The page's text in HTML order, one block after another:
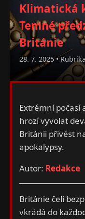
Klimatická
Temné
Británie
28. 7. 2025 •
Extrémní počasí
hrozí vyvolat
Británii přivést
apokalypsy.
Autor: Redakce
Británie čelí
vkrádá do